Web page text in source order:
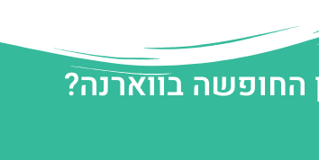
החופשה בווארנה?